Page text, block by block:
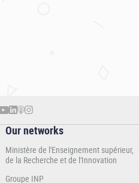
Our networks
Ministère de l'Enseignement supérieur,
de la Recherche et de l'Innovation
Groupe INP